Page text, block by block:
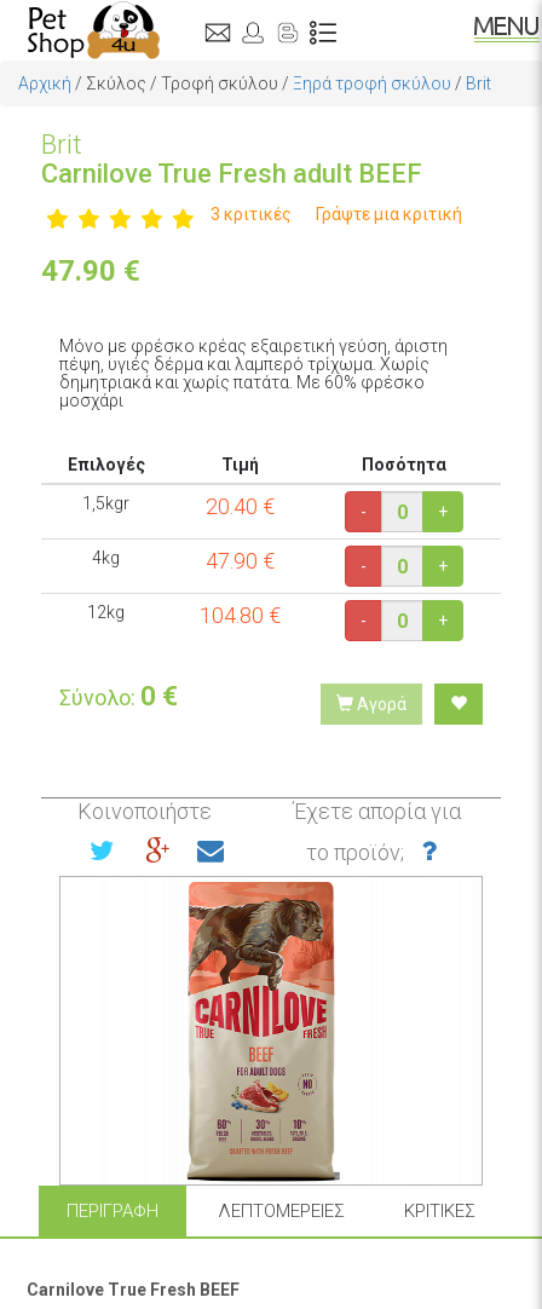
Αρχική / Σκύλος / Τροφή σκύλου / Ξηρά τροφή σκύλου / Brit
Brit
Carnilove True Fresh adult BEEF
3 κριτικές Γράψτε μια κριτική
47.90 €
Μόνο με φρέσκο κρέας εξαιρετική γεύση, άριστη
πέψη, υγιές δέρμα και λαμπερό τρίχωμα. Χωρίς
δημητριακά και χωρίς πατάτα. Με 60% φρέσκο
μοσχάρι
Επιλογές Τιμή
Ποσότητα
1,5kgr
20.40 € - +
4kg 47.90 € - +
12kg 104.80 € - +
Σύνολο: 0 € Αγορά
Κοινοποιήστε
Έχετε απορία για
το προϊόν;
ΠΕΡΙΓΡΑΦΉ ΛΕΠΤΟΜΈΡΕΙΕΣ ΚΡΙΤΙΚΈΣ
Carnilove True Fresh BEEF